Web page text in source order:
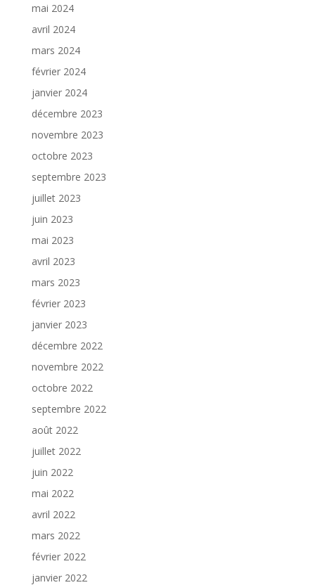
mai 2024
avril 2024
mars 2024
février 2024
janvier 2024
décembre 2023
novembre 2023
octobre 2023
septembre 2023
juillet 2023
juin 2023
mai 2023
avril 2023
mars 2023
février 2023
janvier 2023
décembre 2022
novembre 2022
octobre 2022
septembre 2022
août 2022
juillet 2022
juin 2022
mai 2022
avril 2022
mars 2022
février 2022
janvier 2022